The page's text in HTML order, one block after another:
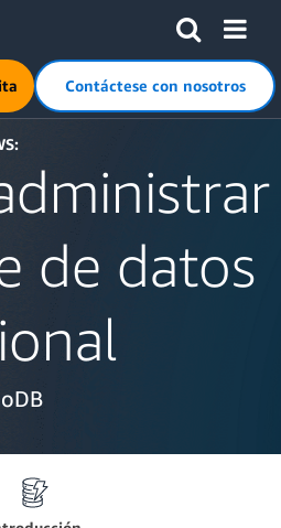
volver a la página de inicio de Amazon
Contáctese con nosotros
de datos